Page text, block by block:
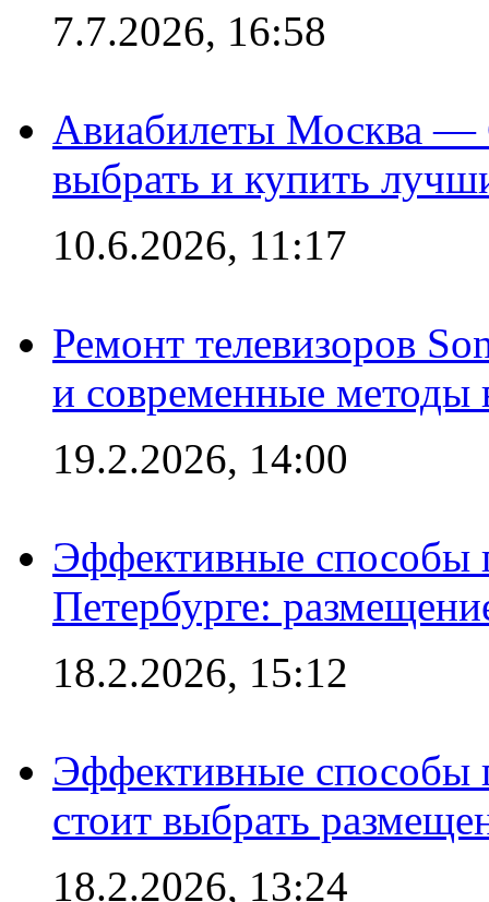
7.7.2026, 16:58
Авиабилеты Москва —
выбрать и купить
10.6.2026, 11:17
Ремонт телевизоров
и современные методы
19.2.2026, 14:00
Эффективные способы
Петербурге:
18.2.2026, 15:12
Эффективные способы
стоит выбрать
18.2.2026, 13:24